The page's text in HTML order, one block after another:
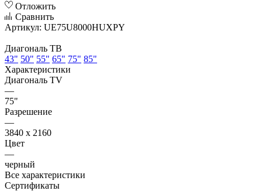
Отложить
Сравнить
Артикул: UE75U8000HUXPY
Диагональ ТВ
43" 50" 55" 65" 75" 85"
Характеристики
Диагональ TV
—
75"
Разрешение
—
3840 x 2160
Цвет
—
черный
Все характеристики
Сертификаты